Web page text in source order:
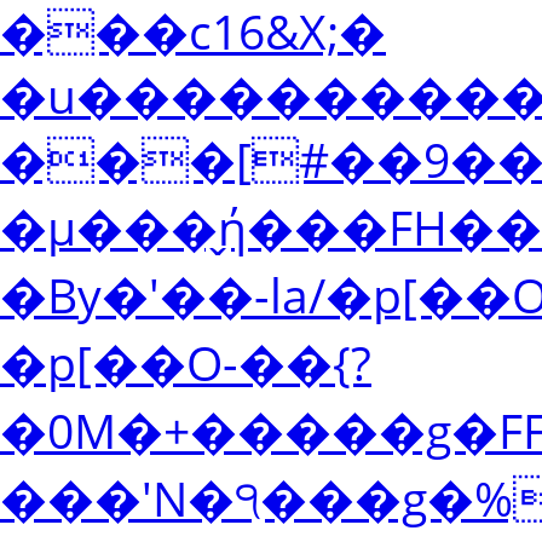
���c16&X;�
�By�'��-la /�p
�p [��O-��{?
�0M�+�����g�